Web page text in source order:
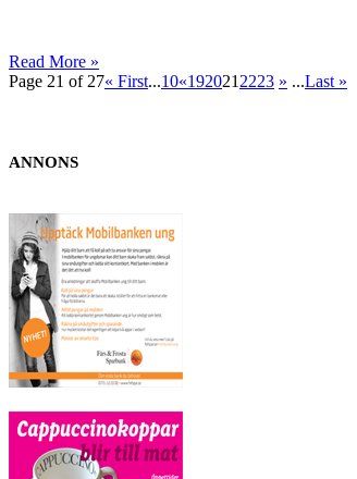
Read More »
Page 21 of 27« First...10«192021 2223 » ...Last »
ANNONS